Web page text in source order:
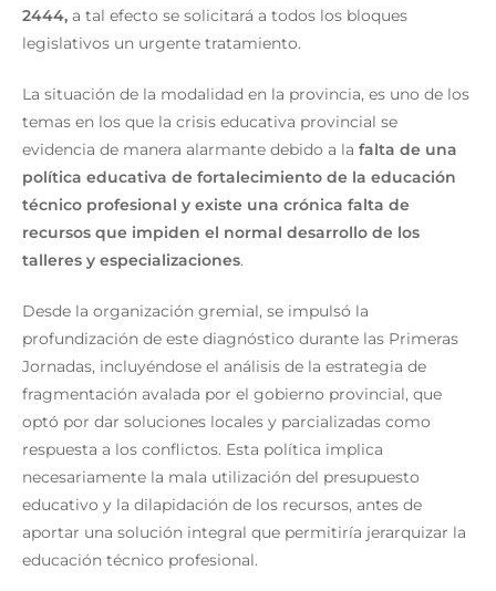
2444, a tal efecto se solicitará a todos los bloques
legislativos un urgente tratamiento.
La situación de la modalidad en la provincia, es uno de los
temas en los que la crisis educativa provincial se
evidencia de manera alarmante debido a la falta de una
política educativa de fortalecimiento de la educación
técnico profesional y existe una crónica falta de
recursos que impiden el normal desarrollo de los
talleres y especializaciones.
Desde la organización gremial, se impulsó la
profundización de este diagnóstico durante las Primeras
Jornadas, incluyéndose el análisis de la estrategia de
fragmentación avalada por el gobierno provincial, que
optó por dar soluciones locales y parcializadas como
respuesta a los conflictos. Esta política implica
necesariamente la mala utilización del presupuesto
educativo y la dilapidación de los recursos, antes de
aportar una solución integral que permitiría jerarquizar la
educación técnico profesional.